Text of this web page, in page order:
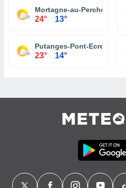
Mortagne-au-Perche
24° 13°
Putanges-Pont-Ecrepin
23° 14°